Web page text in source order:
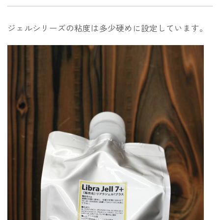
ご予約
ジェルシリーズの粘度は多少硬めに設定しています。